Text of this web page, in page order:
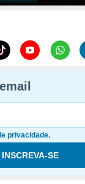
privacidade.